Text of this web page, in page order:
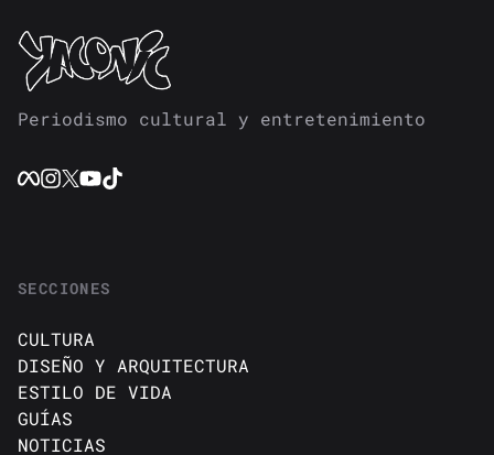
Periodismo cultural y entretenimiento
SECCIONES
CULTURA
DISEÑO Y ARQUITECTURA
ESTILO DE VIDA
GUÍAS
NOTICIAS